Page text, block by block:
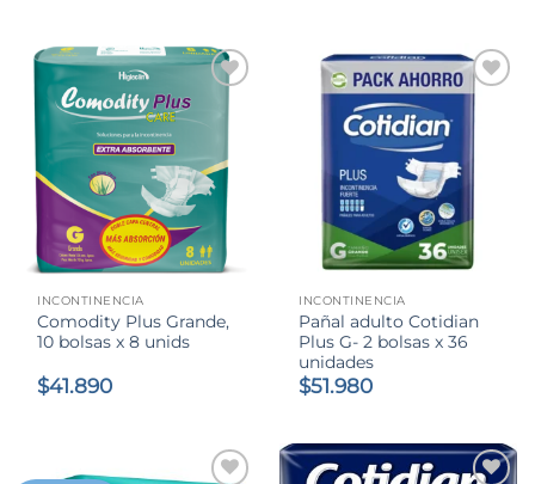
$61.090.
es:
INCONTINENCIA
Comodity Plus Grande,
10 bolsas x 8 unids
$41.890
INCONTINENCIA
Pañal adulto Cotidian
Plus G- 2 bolsas x 36
unidades
$51.980